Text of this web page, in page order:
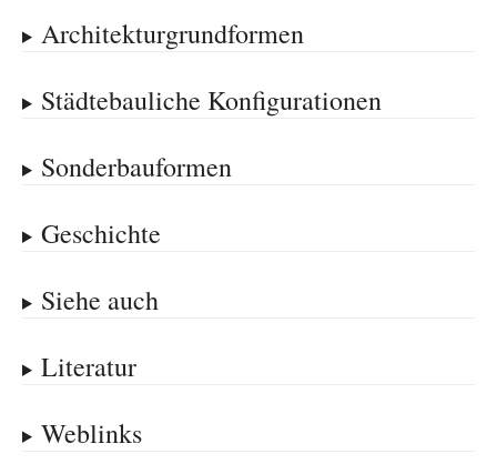
Architekturgrundformen
Städtebauliche Konfigurationen
Sonderbauformen
Geschichte
Siehe auch
Literatur
Weblinks